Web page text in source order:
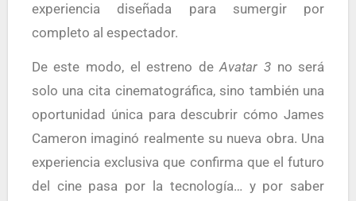
experiencia diseñada para sumergir por
completo al espectador.
De este modo, el estreno deAvatar 3 no será
solo una cita cinematográfica, sino también una
oportunidad única para descubrir cómo James
Cameron imaginó realmente su nueva obra. Una
experiencia exclusiva que confirma que el futuro
del cine pasa por la tecnología… y por saber